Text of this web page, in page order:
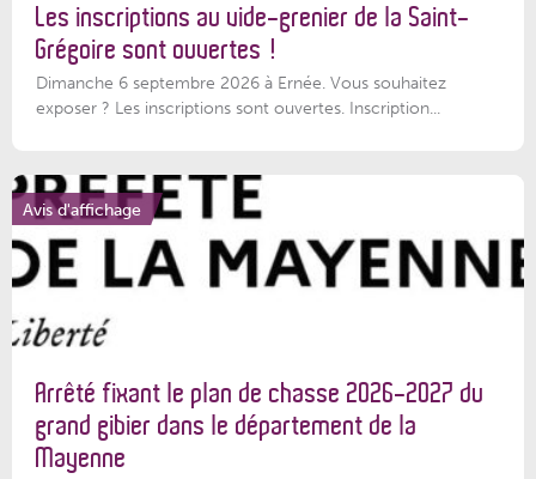
Les inscriptions au vide-grenier de la Saint-
Grégoire sont ouvertes !
Dimanche 6 septembre 2026 à Ernée. Vous souhaitez
exposer ? Les inscriptions sont ouvertes. Inscription...
Avis d'affichage
Arrêté fixant le plan de chasse 2026-2027 du
grand gibier dans le département de la
Mayenne